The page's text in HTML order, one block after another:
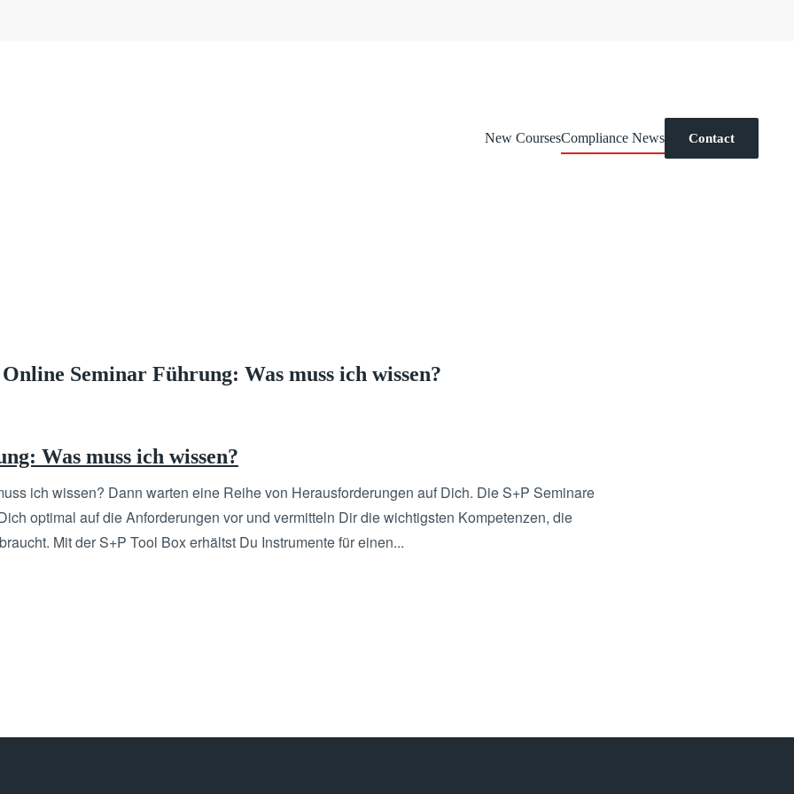
New CoursesCompliance News Contact
Online Seminar Führung: Was muss ich wissen?
Was muss ich wissen?
ich wissen? Dann warten eine Reihe von Herausforderungen auf Dich. Die S+P Seminare
optimal auf die Anforderungen vor und vermitteln Dir die wichtigsten Kompetenzen, die
Mit der S+P Tool Box erhältst Du Instrumente für einen...